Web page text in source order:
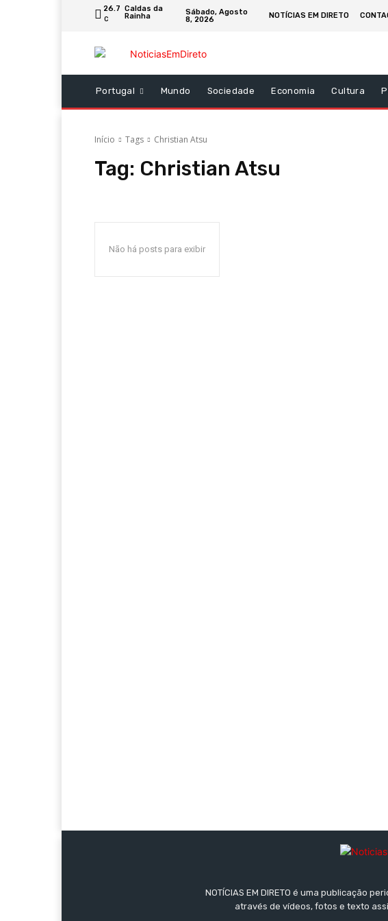
26.7
C
Caldas da
Rainha
Sábado, Agosto
8, 2026
NOTÍCIAS EM DIRETO
Portugal Mundo Sociedade Economia Cultura
Início Tags Christian Atsu
Tag: Christian Atsu
Não há posts para exibir
NOTÍCIAS EM DIRETO é uma publicação
através de vídeos, fotos e texto